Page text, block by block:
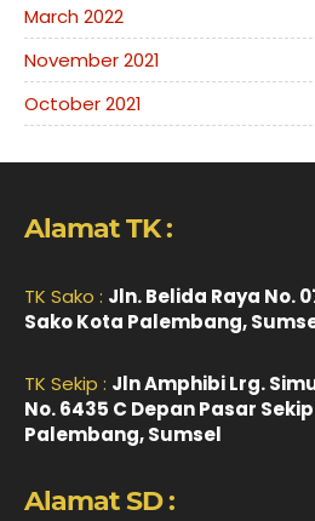
March 2022
November 2021
October 2021
Alamat TK :
TK Sako : Jln. Belida Raya No.
Sako Kota Palembang,
TK Sekip : Jln Amphibi Lrg.
No. 6435 C Depan Pasar
Palembang, Sumsel
Alamat SD :